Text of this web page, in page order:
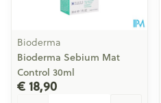
Bioderma
Bioderma Sebium Mat
Control 30ml
€ 18,90